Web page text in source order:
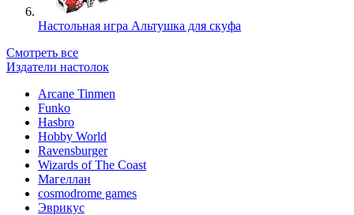
Настольная игра Альтушка для скуфа
Смотреть все
Издатели настолок
Arcane Tinmen
Funko
Hasbro
Hobby World
Ravensburger
Wizards of The Coast
Магеллан
сosmodrome games
Эврикус